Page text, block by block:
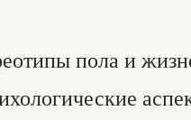
пола и